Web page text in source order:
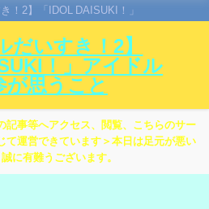
！2】「IDOL DAISUKI！」
だいすき！2】
！」アイドル
が思うこと
記事等へアクセス、閲覧、こちらのサー
て運営できています＞本日は足元が悪い
に有難うございます。